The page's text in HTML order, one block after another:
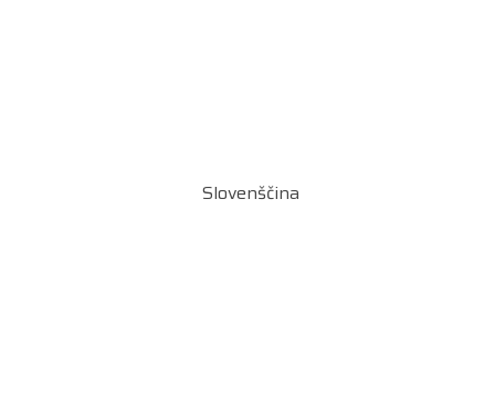
Slovenščina